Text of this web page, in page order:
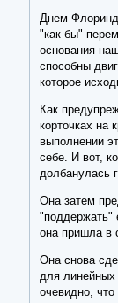
Днем
"как бы"
основания
способны
которое
Как
корточках на
выполнении
себе. И вот,
долбанулась
Она затем
"поддержать"
она пришла в
Она снова
для линейных
очевидно,